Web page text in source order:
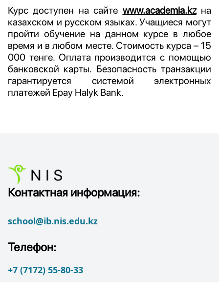
Курс доступен на сайте www.academia.kzна
казахском и русском языках. Учащиеся могут
пройти обучение на данном курсе в любое
время и в любом месте. Стоимость курса – 15
000 тенге. Оплата производится с помощью
банковской карты. Безопасность транзакции
гарантируется системой электронных
платежей Epay Halyk Bank.
Контактная информация:
school@ib.nis.edu.kz
Телефон:
+7 (7172) 55-80-33